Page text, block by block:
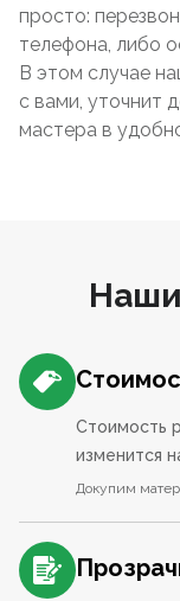
просто:
телефона, либо
В этом случае
с вами, уточнит
мастера в
Стоимость
изменится
Докупим